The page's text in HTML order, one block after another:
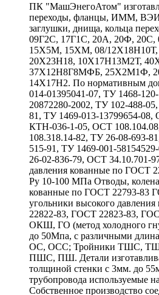
ПК "МашЭнегоАтом"
переходы, фланцы, ИММ,
заглушки, днища, кольца
09Г2С, 17Г1С, 20А, 20Ф,
15Х5М, 15ХМ, 08/
20Х23Н18, 10Х17Н13М2Т,
37Х12Н8Г8МФБ, 25Х2М1Ф,
14Х17Н2. По нормативным
014-01395041-07, ТУ 1468-
20872280-2002, ТУ 102-488-
81, ТУ 1469-013-13799654-08,
КТН-036-1-05, ОСТ
108.318.14-82, ТУ 26-08-693-
515-91, ТУ 1469-001-
26-02-836-79, ОСТ 34.10.701-
давления кованные по ГОСТ
Ру 10-100 МПа Отводы,
кованные по ГОСТ 22793-83
угольники высокого
22822-83, ГОСТ 22823-83,
ОКШ, ГО (метод холодного
до 50Мпа, с различными
ОС, ОСС; Тройники ТШС,
ПШС, ПШ. Детали
толщиной стенки с 3мм. до
трубопровода
Собственное производство